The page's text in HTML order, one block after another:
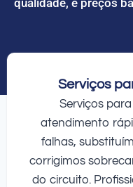
Serviços
Serviços
atendimento
falhas,
corrigimos
do circuito.